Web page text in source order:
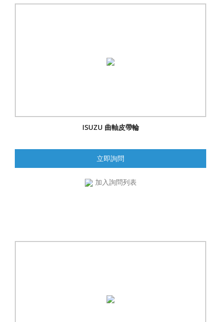
ISUZU 曲軸皮帶輪
立即詢問
加入詢問列表